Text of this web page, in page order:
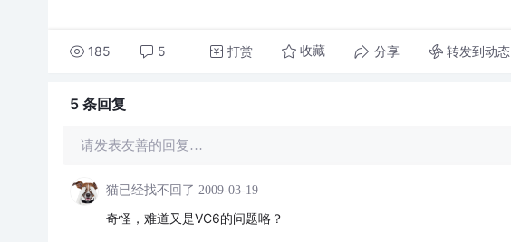
185 5 打赏 收藏 分享 转发到动态
5 条回复
请发表友善的回复…
猫已经找不回了 2009-03-19
奇怪，难道又是VC6的问题咯？